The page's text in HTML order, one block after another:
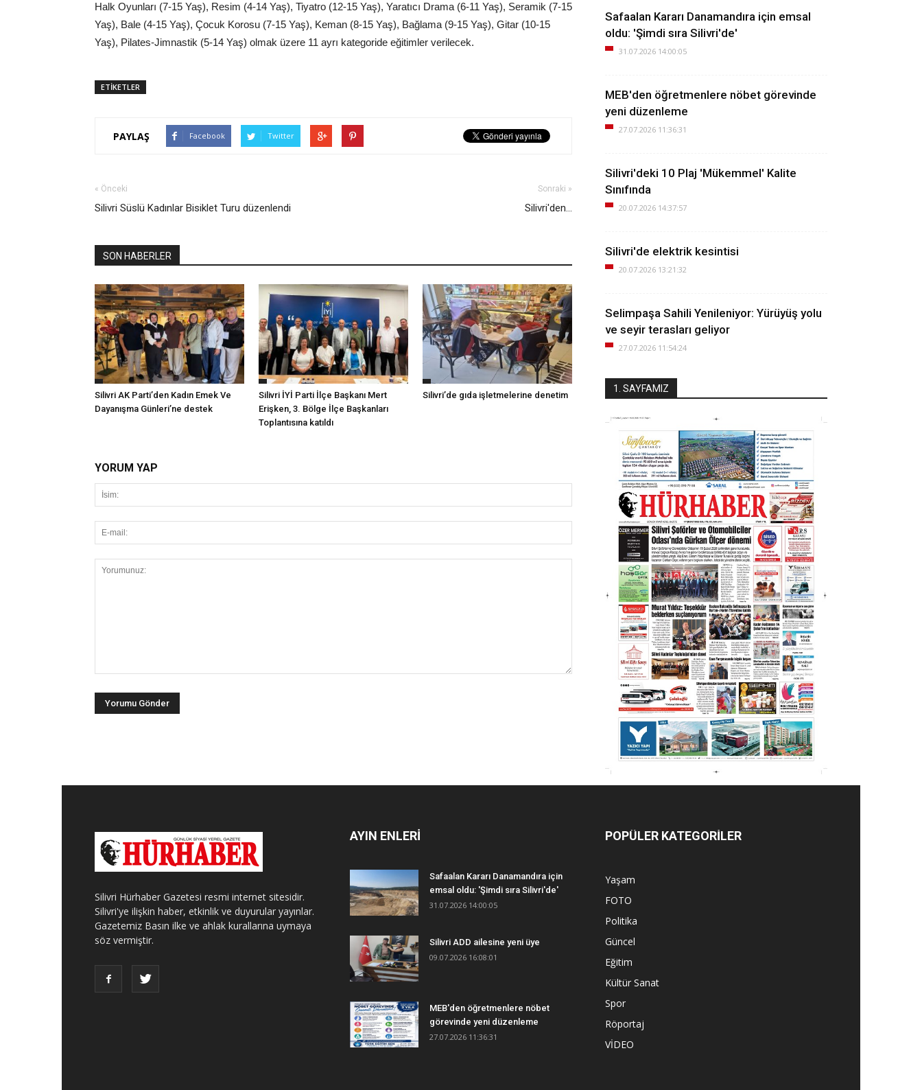
Halk Oyunları (7-15 Yaş), Resim (4-14 Yaş), Tiyatro (12-15 Yaş), Yaratıcı Drama (6-11 Yaş), Seramik (7-15
Yaş), Bale (4-15 Yaş), Çocuk Korosu (7-15 Yaş), Keman (8-15 Yaş), Bağlama (9-15 Yaş), Gitar (10-15
Yaş), Pilates-Jimnastik (5-14 Yaş) olmak üzere 11 ayrı kategoride eğitimler verilecek.
ETİKETLER
PAYLAŞ Facebook Twitter
« Önceki
Silivri Süslü Kadınlar Bisiklet Turu düzenlendi
Sonraki »
Silivri'den...
SON HABERLER
Silivri AK Parti’den Kadın Emek Ve
Dayanışma Günleri’ne destek
Silivri İYİ Parti İlçe Başkanı Mert
Erişken, 3. Bölge İlçe Başkanları
Toplantısına katıldı
Silivri’de gıda işletmelerine denetim
YORUM YAP
Safaalan Kararı Danamandıra için emsal
oldu: 'Şimdi sıra Silivri'de'
31.07.2026 14:00:05
MEB'den öğretmenlere nöbet görevinde
yeni düzenleme
27.07.2026 11:36:31
Silivri'deki 10 Plaj 'Mükemmel' Kalite
Sınıfında
20.07.2026 14:37:57
Silivri'de elektrik kesintisi
20.07.2026 13:21:32
Selimpaşa Sahili Yenileniyor: Yürüyüş yolu
ve seyir terasları geliyor
27.07.2026 11:54:24
1. SAYFAMIZ
Silivri Hürhaber Gazetesi resmi internet sitesidir.
Silivri'ye ilişkin haber, etkinlik ve duyurular yayınlar.
Gazetemiz Basın ilke ve ahlak kurallarına uymaya
söz vermiştir.
AYIN ENLERİ
Safaalan Kararı Danamandıra için
emsal oldu: 'Şimdi sıra Silivri'de'
31.07.2026 14:00:05
Silivri ADD ailesine yeni üye
09.07.2026 16:08:01
MEB'den öğretmenlere nöbet
görevinde yeni düzenleme
27.07.2026 11:36:31
POPÜLER KATEGORİLER
Yaşam
FOTO
Politika
Güncel
Eğitim
Kültür Sanat
Spor
Röportaj
VİDEO